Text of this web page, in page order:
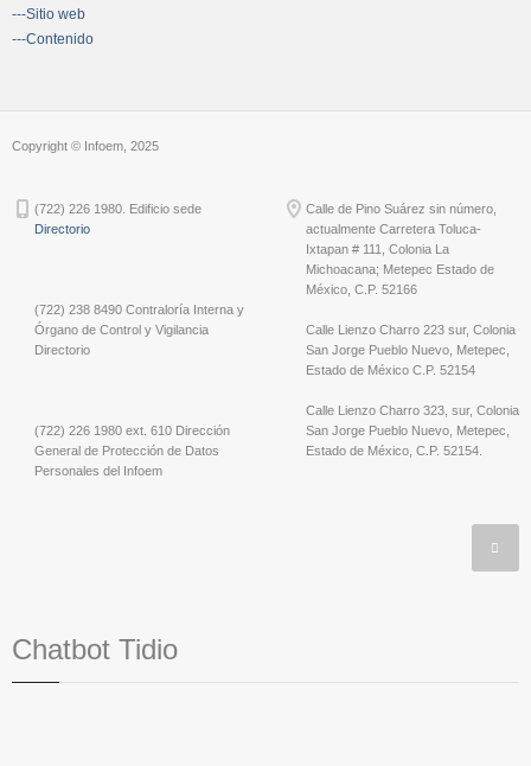
---Sitio web
---Contenido
Copyright © Infoem, 2025
(722) 226 1980. Edificio sede
Directorio
(722) 238 8490 Contraloría Interna y
Órgano de Control y Vigilancia
Directorio
(722) 226 1980 ext. 610 Dirección
General de Protección de Datos
Personales del Infoem
Calle de Pino Suárez sin número,
actualmente Carretera Toluca-
Ixtapan # 111, Colonia La
Michoacana; Metepec Estado de
México, C.P. 52166
Calle Lienzo Charro 223 sur, Colonia
San Jorge Pueblo Nuevo, Metepec,
Estado de México C.P. 52154
Calle Lienzo Charro 323, sur, Colonia
San Jorge Pueblo Nuevo, Metepec,
Estado de México, C.P. 52154.
Chatbot Tidio